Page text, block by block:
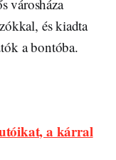
városháza
és kiadta
a bontóba.
a kárral